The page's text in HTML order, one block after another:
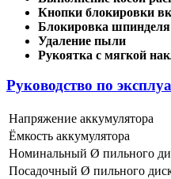
Кнопки блокировки
Блокировка шпинделя
Удаление пыли
Рукоятка с мягкой
Руководство по
Напряжение аккумулятора
Ёмкость аккумулятора
Номинальный Ø пильного
Посадочный Ø пильного